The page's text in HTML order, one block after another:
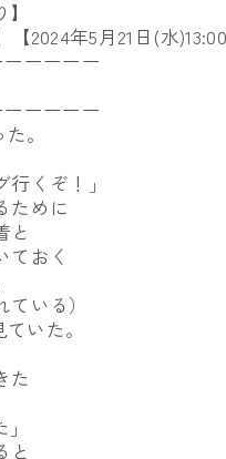
2024年5月21日(水)13:00-
ーーーー
ーーーー
。
行くぞ！」
ために
と
ておく
いる）
いた。
た
と